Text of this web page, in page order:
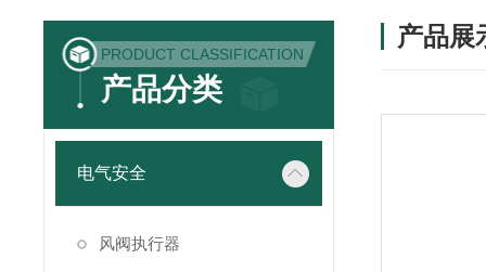
产品展
PRODUCT CLASSIFICATION
产品分类
电气安全
风阀执行器